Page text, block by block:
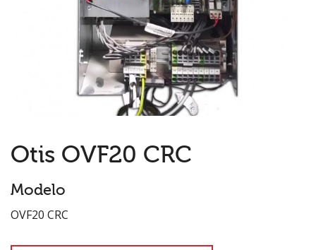
Otis OVF20 CRC
Modelo
OVF20 CRC